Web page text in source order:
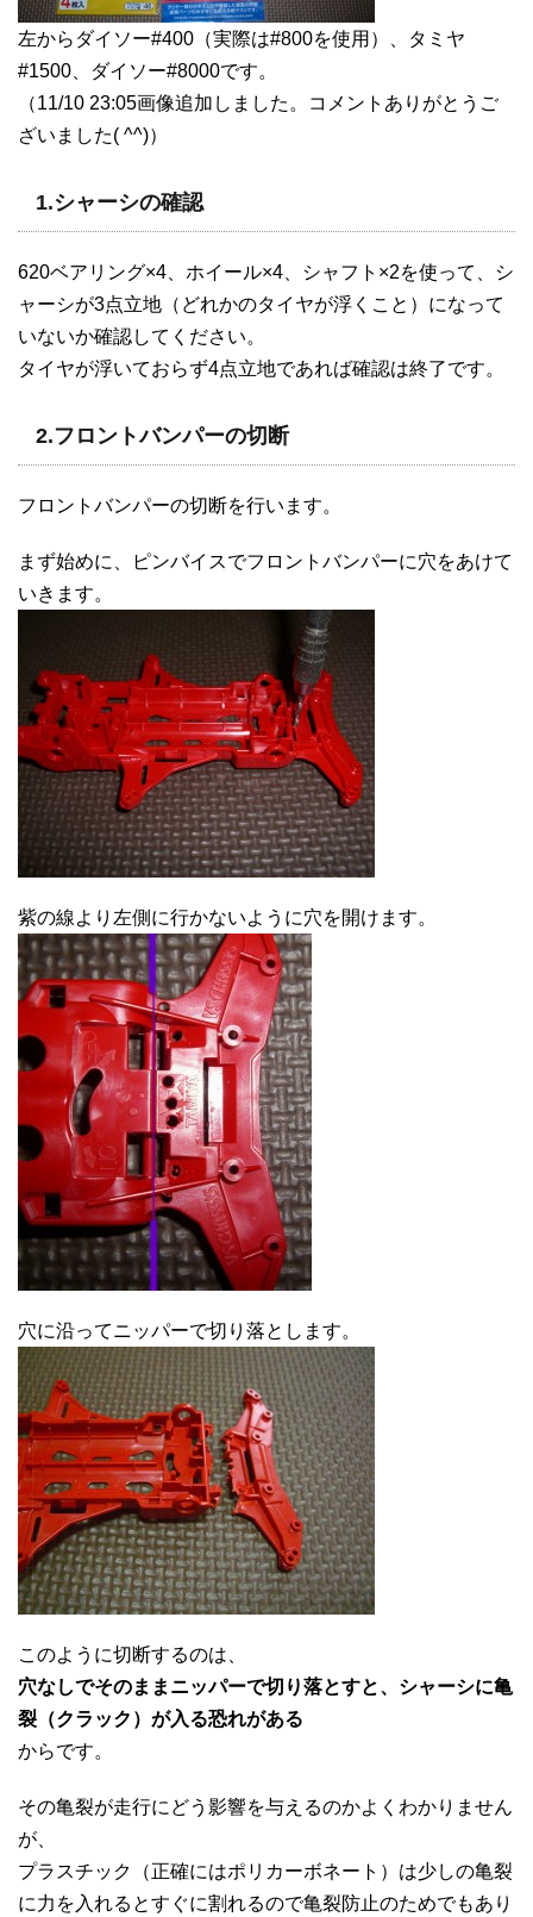
左からダイソー#400（実際は#800を使用）、タミヤ
#1500、ダイソー#8000です。
（11/10 23:05画像追加しました。コメントありがとうご
ざいました( ^^)）
1.シャーシの確認
620ベアリング×4、ホイール×4、シャフト×2を使って、シ
ャーシが3点立地（どれかのタイヤが浮くこと）になって
いないか確認してください。
タイヤが浮いておらず4点立地であれば確認は終了です。
2.フロントバンパーの切断
フロントバンパーの切断を行います。
まず始めに、ピンバイスでフロントバンパーに穴をあけて
いきます。
紫の線より左側に行かないように穴を開けます。
穴に沿ってニッパーで切り落とします。
このように切断するのは、
穴なしでそのままニッパーで切り落とすと、シャーシに亀
裂（クラック）が入る恐れがある
からです。
その亀裂が走行にどう影響を与えるのかよくわかりません
が、
プラスチック（正確にはポリカーボネート）は少しの亀裂
に力を入れるとすぐに割れるので亀裂防止のためでもあり